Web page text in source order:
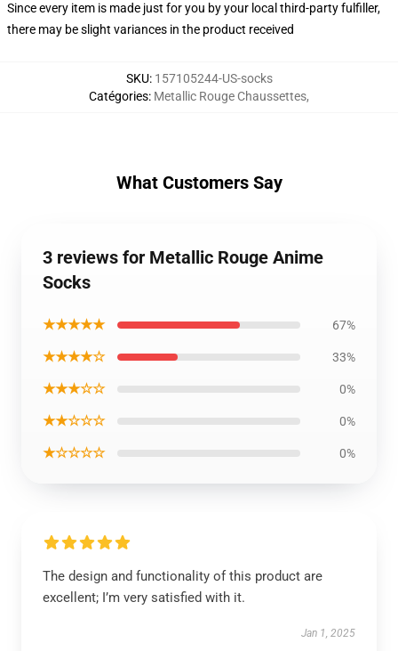
Since every item is made just for you by your local third-party fulfiller,
there may be slight variances in the product received
SKU: 157105244-US-socks
Catégories: Metallic Rouge Chaussettes,
What Customers Say
3 reviews for Metallic Rouge Anime
Socks
★★★★★ 67%
★★★★☆ 33%
★★★☆☆ 0%
★★☆☆☆ 0%
★☆☆☆☆ 0%
The design and functionality of this product are
excellent; I’m very satisfied with it.
Jan 1, 2025